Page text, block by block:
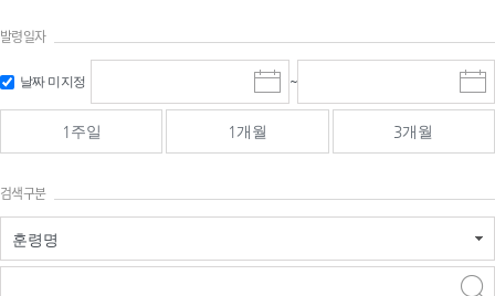
발령일자
날짜 미지정
시
작
일
선
~
마
감
선
1주일 1개월 3개월
검색구분
훈령명